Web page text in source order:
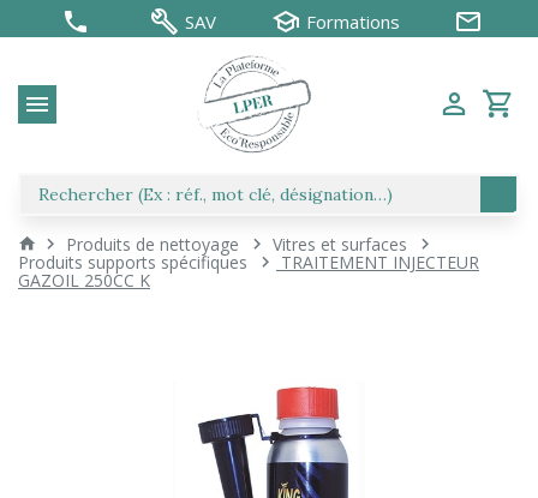
SAV Formations
Produits de nettoyage Vitres et surfaces
Produits supports spécifiques TRAITEMENT INJECTEUR
GAZOIL 250CC K